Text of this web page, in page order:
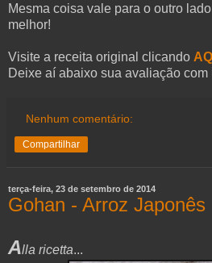
Mesma coisa vale para o outro
melhor!
Visite a receita original clicando
Deixe aí abaixo sua avaliação
Nenhum comentário:
Compartilhar
terça-feira, 23 de setembro de 2014
Gohan - Arroz Japonês
Alla ricetta...